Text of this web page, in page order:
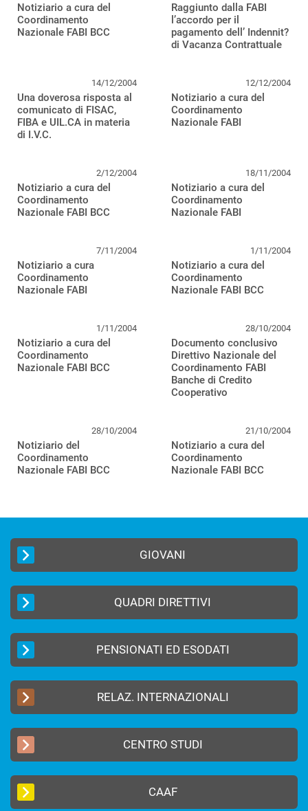
Notiziario a cura del
Coordinamento
Nazionale FABI BCC
Raggiunto dalla FABI
l’accordo per il
pagamento dell’ Indennit?
di Vacanza Contrattuale
14/12/2004
Una doverosa risposta al
comunicato di FISAC,
FIBA e UIL.CA in materia
di I.V.C.
12/12/2004
Notiziario a cura del
Coordinamento
Nazionale FABI
2/12/2004
Notiziario a cura del
Coordinamento
Nazionale FABI BCC
18/11/2004
Notiziario a cura del
Coordinamento
Nazionale FABI
7/11/2004
Notiziario a cura
Coordinamento
Nazionale FABI
1/11/2004
Notiziario a cura del
Coordinamento
Nazionale FABI BCC
1/11/2004
Notiziario a cura del
Coordinamento
Nazionale FABI BCC
28/10/2004
Documento conclusivo
Direttivo Nazionale del
Coordinamento FABI
Banche di Credito
Cooperativo
28/10/2004
Notiziario del
Coordinamento
Nazionale FABI BCC
21/10/2004
Notiziario a cura del
Coordinamento
Nazionale FABI BCC
GIOVANI
QUADRI DIRETTIVI
PENSIONATI ED ESODATI
RELAZ. INTERNAZIONALI
CENTRO STUDI
CAAF